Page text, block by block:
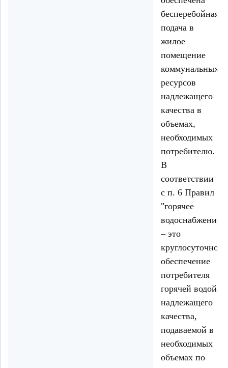
бесперебойная
подача в
жилое
помещение
коммунальных
ресурсов
надлежащего
качества в
объемах,
необходимых
потребителю.
В
соответствии
с п. 6 Правил
"горячее
водоснабжение
– это
круглосуточное
обеспечение
потребителя
горячей водой
надлежащего
качества,
подаваемой в
необходимых
объемах по